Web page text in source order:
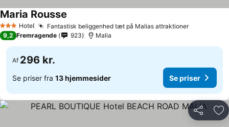
3 StjernerHotel Fantastisk beliggenhed tæt på Malias attraktioner
Maria Rousse
9,2 Fremragende 923 Malia
Af 296 kr.
Se priser fra 13 hjemmesider Se priser
Del